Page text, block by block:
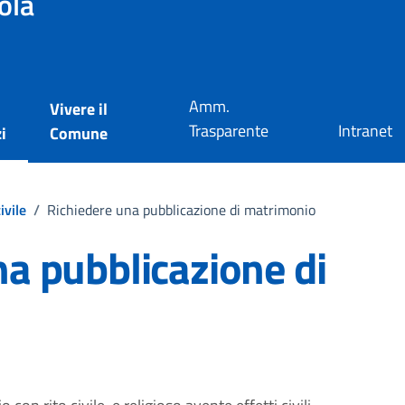
Vivere il
Comune
Amm.
Trasparente
Intranet
/ Richiedere una pubblicazione di matrimonio
pubblicazione di